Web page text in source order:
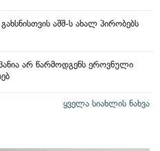
აშშ-ს ახალ პირობებს
არ წარმოდგენს ეროვნული
ყველა სიახლის ნახვა